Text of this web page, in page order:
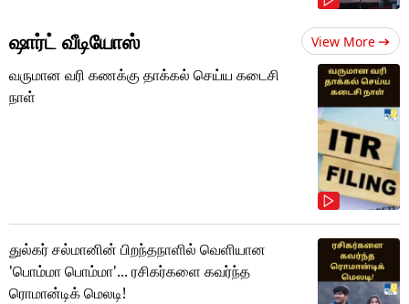
ஷார்ட் வீடியோஸ் View More
வருமான வரி கணக்கு தாக்கல் செய்ய கடைசி
நாள்
துல்கர் சல்மானின் பிறந்தநாளில் வெளியான
'பொம்மா பொம்மா'... ரசிகர்களை கவர்ந்த
ரொமான்டிக் மெலடி!